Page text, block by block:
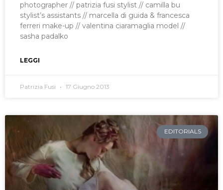
photographer // patrizia fusi stylist // camilla bu
stylist’s assistants // marcella di guida & francesca
ferreri make-up // valentina ciaramaglia model //
sasha padalko
LEGGI
Patrizia Fusi 17 Giugno 2013
EDITORIALS